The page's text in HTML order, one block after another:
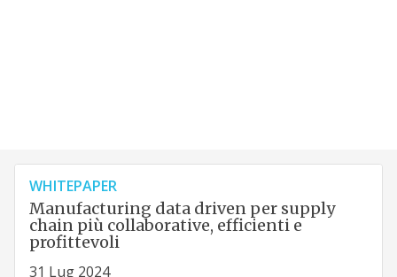
WHITEPAPER
Manufacturing data driven per supply
chain più collaborative, efficienti e
profittevoli
31 Lug 2024